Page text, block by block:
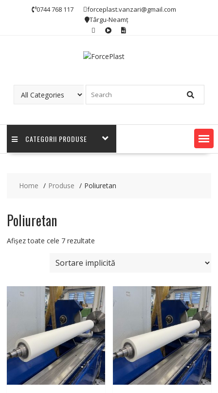
0744 768 117
forceplast.vanzari@gmail.com
Târgu-Neamț
CATEGORII PRODUSE
Home Produse Poliuretan
Poliuretan
Afișez toate cele 7 rezultate